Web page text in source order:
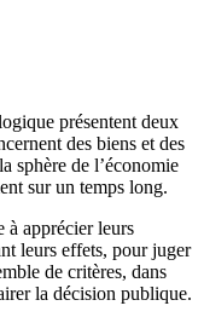
présentent deux
des biens et des
sphère de l’économie
sur un temps long.
à apprécier leurs
leurs effets, pour juger
de critères, dans
la décision publique.